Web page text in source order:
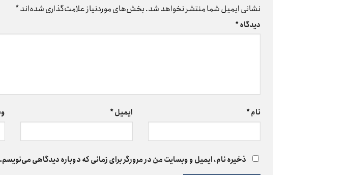
نشانی ایمیل شما منتشر نخواهد شد.بخش‌های موردنیاز علامت‌گذاری شده‌اند*
دیدگاه*
نام* ایمیل*
ذخیره نام، ایمیل و وبسایت من در مرورگر برای زمانی که دوباره دیدگاهی می‌نویسم.